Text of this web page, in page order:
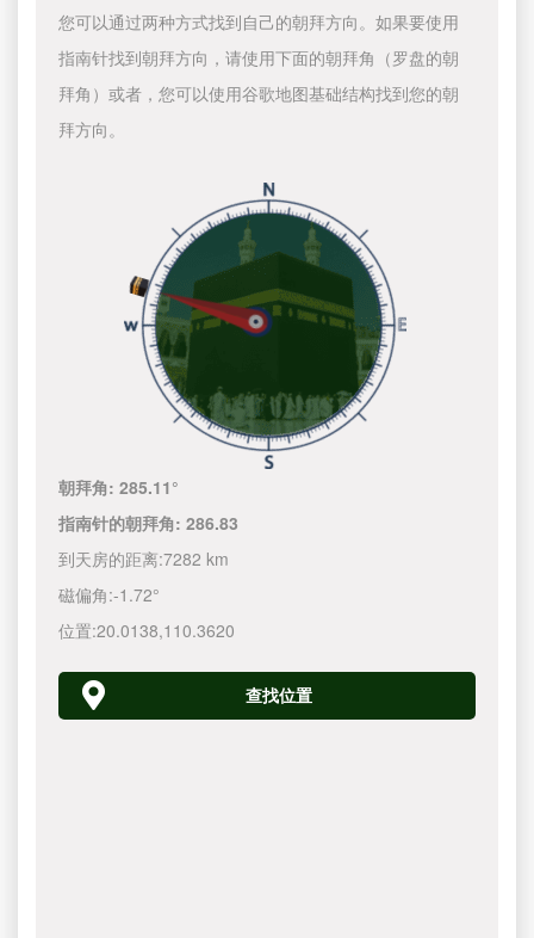
您可以通过两种方式找到自己的朝拜方向。如果要使用
指南针找到朝拜方向，请使用下面的朝拜角（罗盘的朝
拜角）或者，您可以使用谷歌地图基础结构找到您的朝
拜方向。
朝拜角:285.11°
指南针的朝拜角:286.83
到天房的距离:7282 km
磁偏角:-1.72°
位置:20.0138,110.3620
查找位置